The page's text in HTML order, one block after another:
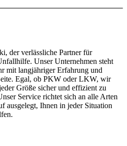
der verlässliche Partner für
Unser Unternehmen steht
mit langjähriger Erfahrung und
Egal, ob PKW oder LKW, wir
Größe sicher und effizient zu
Service richtet sich an alle Arten
ausgelegt, Ihnen in jeder Situation